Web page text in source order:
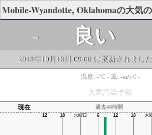
- 良い
2018年10月18日 09:00 に更新されました
温度: -°C - 風: -m/s 0 -
大気汚染予報
現在 過去48時間